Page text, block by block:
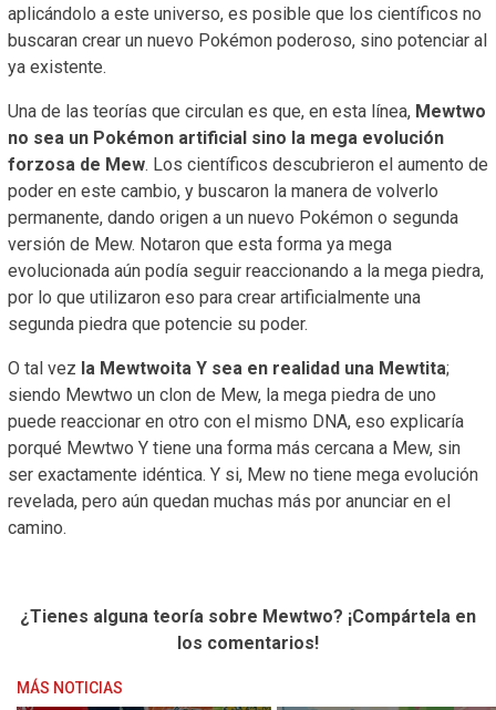
aplicándolo a este universo, es posible que los científicos no
buscaran crear un nuevo Pokémon poderoso, sino potenciar al
ya existente.
Una de las teorías que circulan es que, en esta línea, Mewtwo
no sea un Pokémon artificial sino la mega evolución
forzosa de Mew. Los científicos descubrieron el aumento de
poder en este cambio, y buscaron la manera de volverlo
permanente, dando origen a un nuevo Pokémon o segunda
versión de Mew. Notaron que esta forma ya mega
evolucionada aún podía seguir reaccionando a la mega piedra,
por lo que utilizaron eso para crear artificialmente una
segunda piedra que potencie su poder.
O tal vez la Mewtwoita Y sea en realidad una Mewtita;
siendo Mewtwo un clon de Mew, la mega piedra de uno
puede reaccionar en otro con el mismo DNA, eso explicaría
porqué Mewtwo Y tiene una forma más cercana a Mew, sin
ser exactamente idéntica. Y si, Mew no tiene mega evolución
revelada, pero aún quedan muchas más por anunciar en el
camino.
¿Tienes alguna teoría sobre Mewtwo? ¡Compártela en
los comentarios!
MÁS NOTICIAS